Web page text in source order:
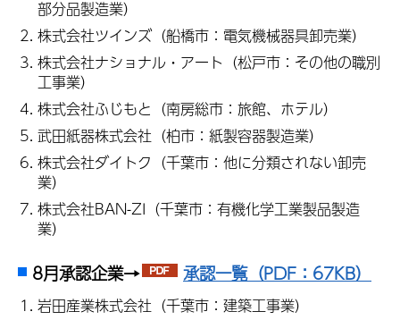
部分品製造業）
株式会社ツインズ（船橋市：電気機械器具卸売業）
株式会社ナショナル・アート（松戸市：その他の職別
工事業）
株式会社ふじもと（南房総市：旅館、ホテル）
武田紙器株式会社（柏市：紙製容器製造業）
株式会社ダイトク（千葉市：他に分類されない卸売
業）
株式会社BAN-ZI（千葉市：有機化学工業製品製造
業）
8月承認企業→ 承認一覧（PDF：67KB）
岩田産業株式会社（千葉市：建築工事業）